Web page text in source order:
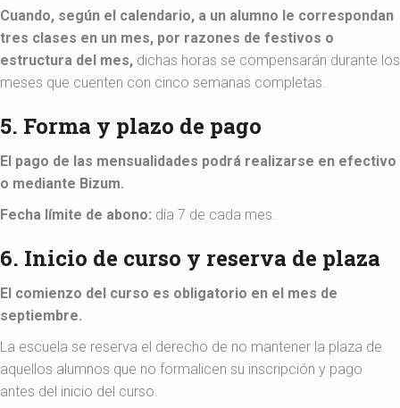
Cuando, según el calendario, a un alumno le correspondan
tres clases en un mes, por razones de festivos o
estructura del mes, dichas horas se compensarán durante los
meses que cuenten con cinco semanas completas.
5. Forma y plazo de pago
El pago de las mensualidades podrá realizarse en efectivo
o mediante Bizum.
Fecha límite de abono: día 7 de cada mes.
6. Inicio de curso y reserva de plaza
El comienzo del curso es obligatorio en el mes de
septiembre.
La escuela se reserva el derecho de no mantener la plaza de
aquellos alumnos que no formalicen su inscripción y pago
antes del inicio del curso.